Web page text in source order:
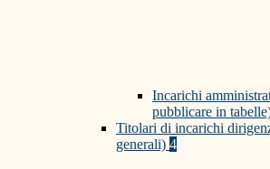
Incarichi
pubblicare in
Titolari di incarichi
generali) 4